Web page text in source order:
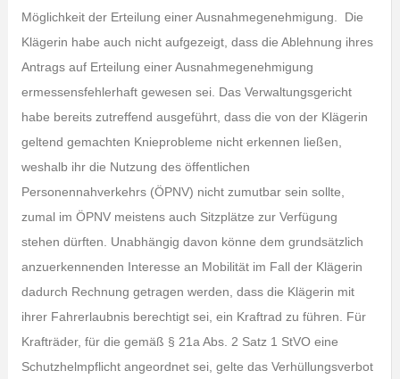
Möglichkeit der Erteilung einer Ausnahme­genehmigung. Die
Klägerin habe auch nicht aufgezeigt, dass die Ablehnung ihres
Antrags auf Erteilung einer Ausnahmegenehmigung
ermessensfehlerhaft gewesen sei. Das Verwaltungsgericht
habe bereits zutreffend ausgeführt, dass die von der Klägerin
geltend gemachten Knieprobleme nicht erkennen ließen,
weshalb ihr die Nutzung des öffentlichen
Personennahverkehrs (ÖPNV) nicht zumutbar sein sollte,
zumal im ÖPNV meistens auch Sitzplätze zur Verfügung
stehen dürften. Unabhängig davon könne dem grundsätzlich
anzuerkennenden Interesse an Mobilität im Fall der Klägerin
dadurch Rechnung getragen werden, dass die Klägerin mit
ihrer Fahrerlaubnis berechtigt sei, ein Kraftrad zu führen. Für
Krafträder, für die gemäß § 21a Abs. 2 Satz 1 StVO eine
Schutzhelmpflicht angeordnet sei, gelte das Verhüllungsverbot